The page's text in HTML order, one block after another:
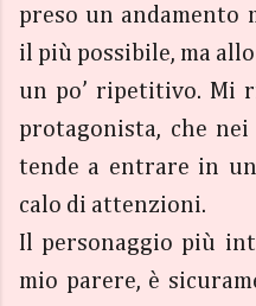
preso un andamento
il più possibile, ma
un po’ ripetitivo. Mi
protagonista, che
tende a entrare in
calo di attenzioni.
Il personaggio più
mio parere, è